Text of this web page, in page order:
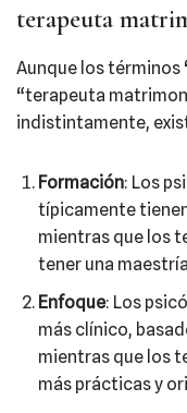
terapeuta
Aunque los
“terapeuta
indistintamente,
Formación: Los
típicamente
mientras que los
tener una
Enfoque: Los
más clínico,
mientras que los
más prácticas y